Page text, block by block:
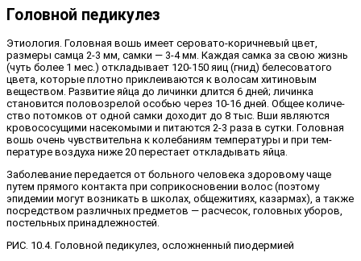
Головной педикулез
Этиология. Головная вошь име­ет серовато-коричневый цвет,
размеры самца 2-3 мм, самки — 3-4 мм. Каждая самка за свою жизнь
(чуть более 1 мес.) откладывает 120-150 яиц (гнид) белесо­ватого
цвета, которые плотно приклеи­ваются к волосам хитиновым
веществом. Развитие яйца до личинки длится 6 дней; личинка
становится половозрелой осо­бью через 10-16 дней. Общее количе­
ство потомков от одной самки доходит до 8 тыс. Вши являются
кровососущими насекомыми и питаются 2-3 раза в сут­ки. Головная
вошь очень чувствительна к колебаниям температуры и при тем­
пературе воздуха ниже 20 перестает откладывать яйца.
Заболевание передается от больно­го человека здоровому чаще
путем пря­мого контакта при соприкосновении во­лос (поэтому
эпидемии могут возникать в школах, общежитиях, казармах), а так­же
посредством различных предметов — расчесок, головных уборов,
постельных принадлежностей.
РИС. 10.4. Головной педикулез, осложненный пиодермией